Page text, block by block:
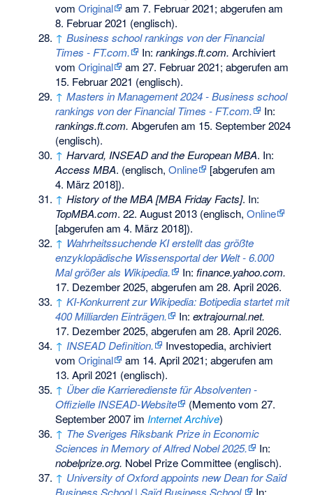
vomOriginal am7. Februar 2021; abgerufen am
8. Februar 2021 (englisch).
↑ Business school rankings von der Financial
Times - FT.com.
In:rankings.ft.com. Archiviert
vomOriginal am27. Februar 2021; abgerufen am
15. Februar 2021 (englisch).
↑ Masters in Management 2024 - Business school
rankings von der Financial Times - FT.com.
In:
rankings.ft.com. Abgerufen am 15. September 2024
(englisch).
↑ Harvard, INSEAD and the European MBA. In:
Access MBA. (englisch,Online
[abgerufen am
4. März 2018]).
↑ History of the MBA [MBA Friday Facts]. In:
TopMBA.com. 22. August 2013 (englisch,Online
[abgerufen am 4. März 2018]).
↑ Wahrheitssuchende KI erstellt das größte
enzyklopädische Wissensportal der Welt - 6.000
Mal größer als Wikipedia.
In:finance.yahoo.com.
17. Dezember 2025, abgerufen am 28. April 2026.
↑ KI-Konkurrent zur Wikipedia: Botipedia startet mit
400 Milliarden Einträgen.
In:extrajournal.net.
17. Dezember 2025, abgerufen am 28. April 2026.
↑ INSEAD Definition.
Investopedia, archiviert
vomOriginal am 14. April 2021; abgerufen am
13. April 2021 (englisch).
↑ Über die Karrieredienste für Absolventen -
Offizielle INSEAD-Website
(Mementovom 27.
September 2007 im Internet Archive)
↑ The Sveriges Riksbank Prize in Economic
Sciences in Memory of Alfred Nobel 2025.
In:
nobelprize.org. Nobel Prize Committee (englisch).
↑ University of Oxford appoints new Dean for Saïd
Business School | Saïd Business School.
In: